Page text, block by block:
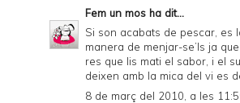
Fem un mos ha dit...
Si son acabats de pescar, es
manera de menjar-se’ls ja
res que lis mati el sabor, i el
deixen amb la mica del vi es
8 de març del 2010, a les